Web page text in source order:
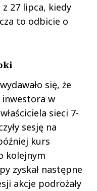
27 lipca, kiedy
to odbicie o
się, że
inwestora w
sieci 7-
sesję na
kurs
kolejnym
zyskał następne
akcje podrożały